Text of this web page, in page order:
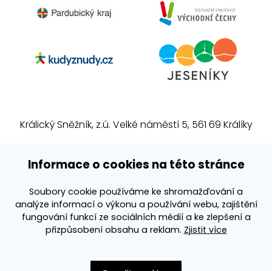
Informace o cookies na této stránce
Soubory cookie používáme ke shromažďování a
analýze informací o výkonu a používání webu, zajištění
fungování funkcí ze sociálních médií a ke zlepšení a
přizpůsobení obsahu a reklam. Zjistit více
Králický Sněžník, z.ú. Velké náměstí 5, 561 69 Králíky
E-mail:info@kralickysneznik.net
3k platforma